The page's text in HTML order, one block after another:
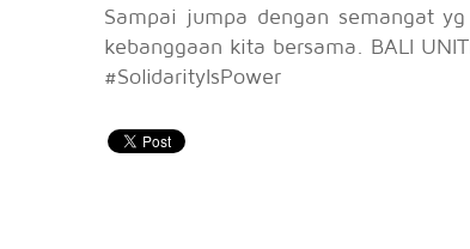
Sampai jumpa dengan semangat
kebanggaan kita bersama. BALI
#SolidarityIsPower